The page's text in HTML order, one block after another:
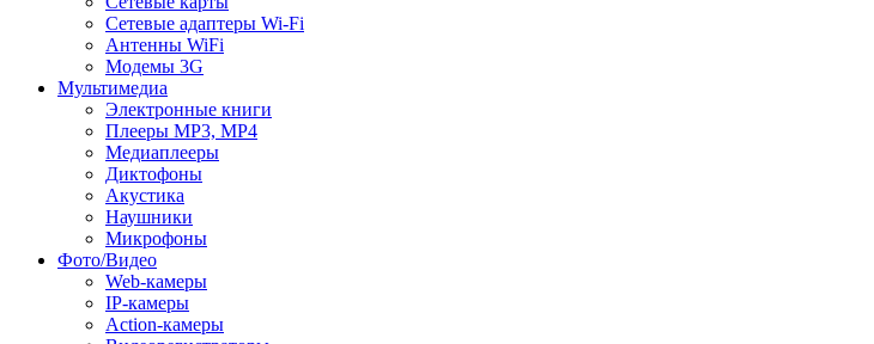
Сетевые адаптеры Wi-Fi
Антенны WiFi
Модемы 3G
Мультимедиа
Электронные книги
Плееры MP3, MP4
Медиаплееры
Диктофоны
Акустика
Наушники
Микрофоны
Фото/Видео
Web-камеры
IP-камеры
Action-камеры